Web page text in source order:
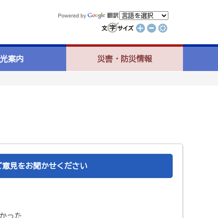
案内 災害・防災情報
見をお聞かせください
った